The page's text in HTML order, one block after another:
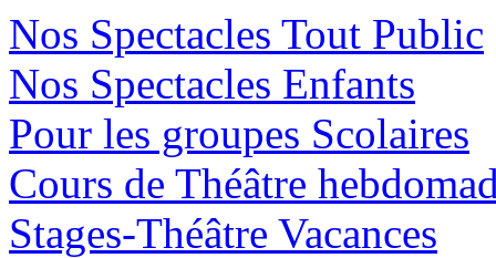
Nos Spectacles Tout Public
Nos Spectacles Enfants
Pour les groupes Scolaires
Cours de Théâtre
Stages-Théâtre Vacances